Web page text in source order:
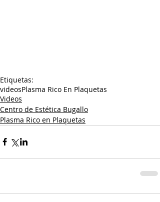
Etiquetas:
videosPlasma Rico En Plaquetas
Videos
Centro de Estética Bugallo
Plasma Rico en Plaquetas